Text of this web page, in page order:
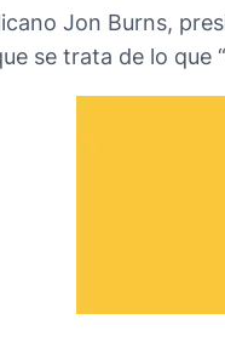
Jon Burns,
se trata de lo que